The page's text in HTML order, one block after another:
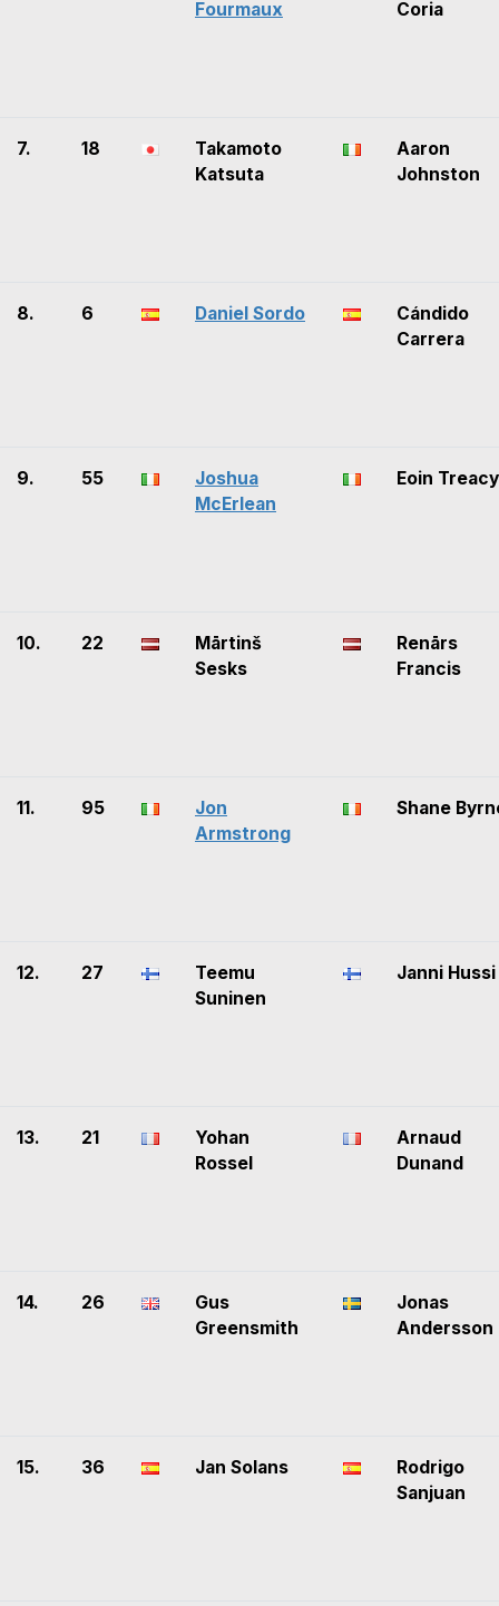
Fourmaux Coria
7. 18
Takamoto
Katsuta
Aaron
Johnston
8. 6 Daniel Sordo
Cándido
Carrera
9. 55
Joshua
McErlean
Eoin Treacy
10. 22
Mārtinš
Sesks
Renārs
Francis
11. 95
Jon
Armstrong
Shane
12. 27
Teemu
Suninen
Janni Hussi
13. 21
Yohan
Rossel
Arnaud
Dunand
14. 26
Gus
Greensmith
Jonas
Andersson
15. 36 Jan Solans
Rodrigo
Sanjuan